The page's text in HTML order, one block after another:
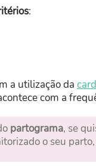
:
a utilização da
com a
partograma, se
o seu